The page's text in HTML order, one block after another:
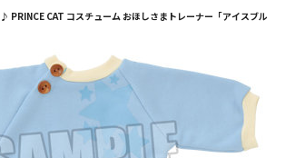
PRINCE CAT コスチューム おほしさまトレーナー「アイスブル